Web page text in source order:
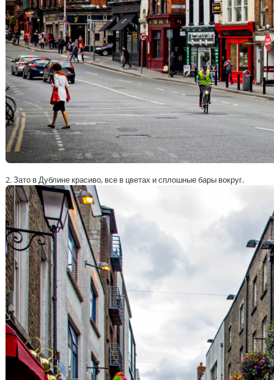
2. Зато в Дублине красиво, все в цветах и сплошные бары вокруг.